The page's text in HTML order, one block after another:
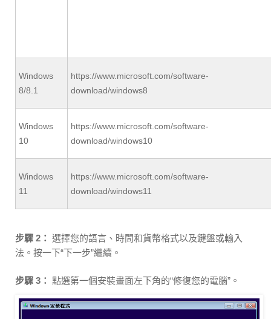
Windows
8/8.1
https://www.microsoft.com/software-
download/windows8
Windows
10
https://www.microsoft.com/software-
download/windows10
Windows
11
https://www.microsoft.com/software-
download/windows11
步驟 2： 選擇您的語言、時間和貨幣格式以及鍵盤或輸入
法。按一下“下一步”繼續。
步驟 3： 點選第一個安裝畫面左下角的“修復您的電腦”。